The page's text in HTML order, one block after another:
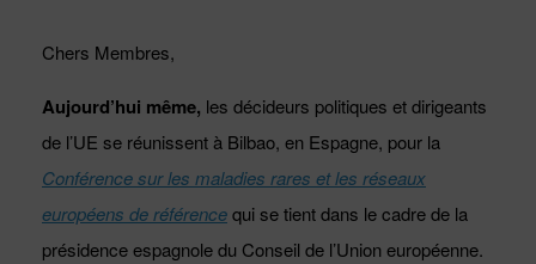
Chers Membres,
Aujourd’hui même, les décideurs politiques et dirigeants
de l’UE se réunissent à Bilbao, en Espagne, pour la
Conférence sur les maladies rares et les réseaux
européens de référencequi se tient dans le cadre de la
présidence espagnole du Conseil de l’Union européenne.